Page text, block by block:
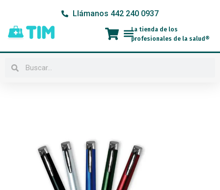
contenido
Llámanos 442 240 0937
Menú
La tienda de los
profesionales de la salud®
Buscar